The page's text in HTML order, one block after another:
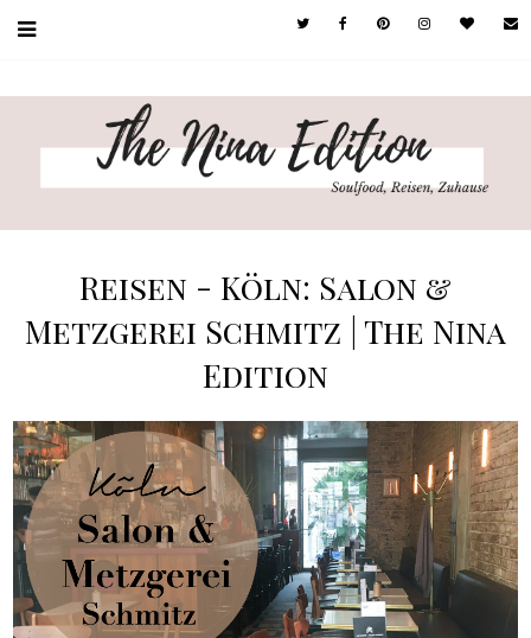
Reisen - Köln: Salon &
Metzgerei Schmitz | The Nina
Edition